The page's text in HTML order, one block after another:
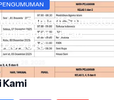
Sumatif Semester
Tahun Ajaran
2026
Kami